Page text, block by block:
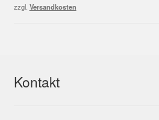
2,50 €1,50 €.
zzgl. Versandkosten
Kontakt